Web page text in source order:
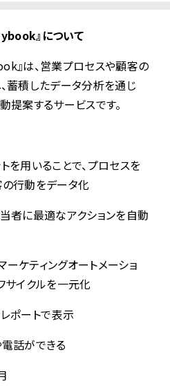
』について
』は、営業プロセスや顧客の
蓄積したデータ分析を通じ
提案するサービスです。
を用いることで、プロセスを
の行動をデータ化
者に最適なアクションを自動
ーケティングオートメーショ
サイクルを一元化
ポートで表示
話ができる